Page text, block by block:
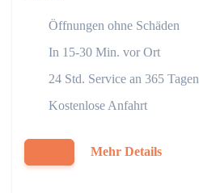
Öffnungen ohne Schäden
In 15-30 Min. vor Ort
24 Std. Service an 365 Tagen
Kostenlose Anfahrt
Mehr Details